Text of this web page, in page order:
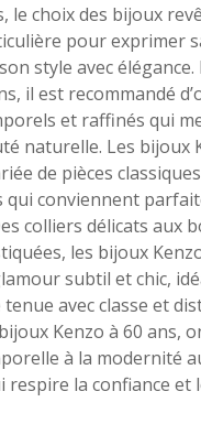
le choix des bijoux
pour exprimer
style avec élégance.
il est recommandé
et raffinés qui
naturelle. Les bijoux
de pièces
qui conviennent
colliers délicats aux
les bijoux
subtil et chic,
avec classe et
Kenzo à 60 ans,
à la modernité
la confiance et